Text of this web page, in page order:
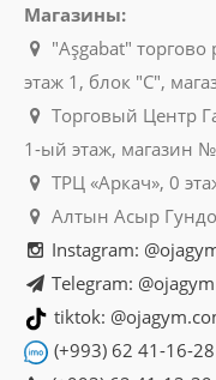
Магазины:
"Aşgabat"
этаж 1, блок "C",
Торговый Центр
1-ый этаж, магазин
ТРЦ «Аркач», 0
Алтын Асыр
Instagram:
Telegram: @ojagym
tiktok:
(+993) 62 41-16-28